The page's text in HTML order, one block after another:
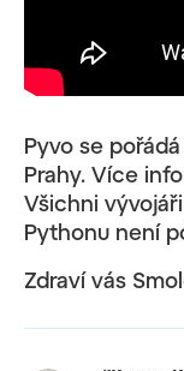
Pyvo se
Prahy. Více
Všichni
Pythonu není
Zdraví vás